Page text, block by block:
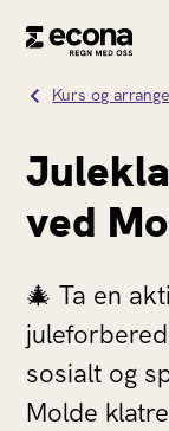
Kurs og
ved
🎄 Ta en
sosialt og
Molde